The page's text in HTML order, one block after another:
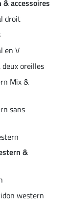
accessoires
droit
en V
oreilles
Mix &
sans
&
western
NOUVEAU